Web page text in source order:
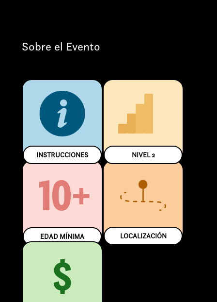
Sobre el Evento
INSTRUCCIONES NIVEL2
10+
EDAD MÍNIMA LOCALIZACIÓN
$